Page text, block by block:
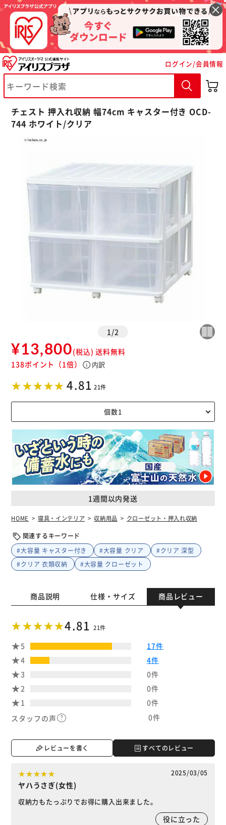
ログイン/会員情報
チェスト 押入れ収納 幅74cm キャスター付き OCD-
744 ホワイト/クリア
1 /2
¥13,800(税込) 送料無料
138ポイント （1倍） info内訳
4.81 21件
1週間以内発送
HOME 寝具・インテリア 収納用品 クローゼット・押入れ収納
関連するキーワード
#大容量 キャスター付き
#大容量 クリア
#クリア 深型
#クリア 衣類収納
#大容量 クローゼット
商品説明 仕様・サイズ 商品レビュー
4.81 21件
5
17件
4
4件
3
0件
2
0件
1
0件
スタッフの声
0件
レビューを書く すべてのレビュー
2025/03/05
ヤハうさぎ(女性)
収納力もたっぷりでお得に購入出来ました。
役に立った
※ご確認ください